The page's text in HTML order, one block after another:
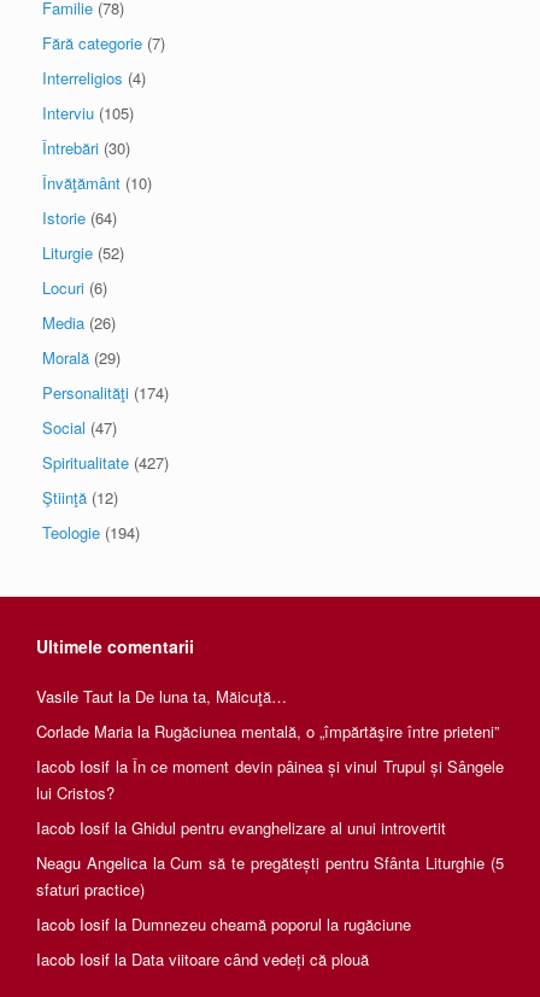
Familie (78)
Fără categorie (7)
Interreligios (4)
Interviu (105)
Întrebări (30)
Învăţământ (10)
Istorie (64)
Liturgie (52)
Locuri (6)
Media (26)
Morală (29)
Personalităţi (174)
Social (47)
Spiritualitate (427)
Ştiinţă (12)
Teologie (194)
Ultimele comentarii
Vasile Taut la De luna ta, Măicuţă…
Corlade Maria la Rugăciunea mentală, o „împărtăşire între prieteni”
Iacob Iosif la În ce moment devin pâinea și vinul Trupul și Sângele
lui Cristos?
Iacob Iosif la Ghidul pentru evanghelizare al unui introvertit
Neagu AngelicalaCum să te pregătești pentru Sfânta Liturghie (5
sfaturi practice)
Iacob Iosif la Dumnezeu cheamă poporul la rugăciune
Iacob Iosif la Data viitoare când vedeți că plouă